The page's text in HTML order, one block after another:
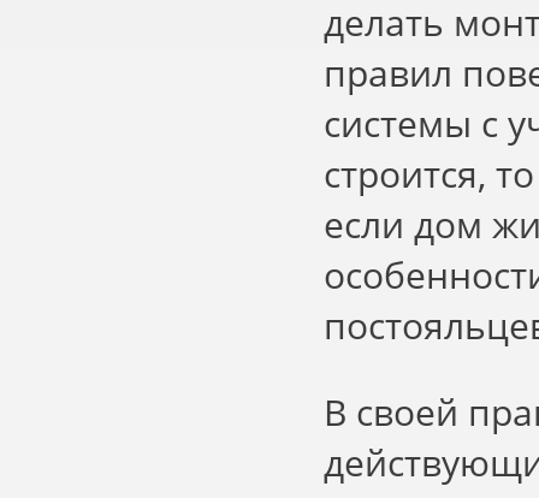
делать
правил
системы с
строится,
если дом
В своей